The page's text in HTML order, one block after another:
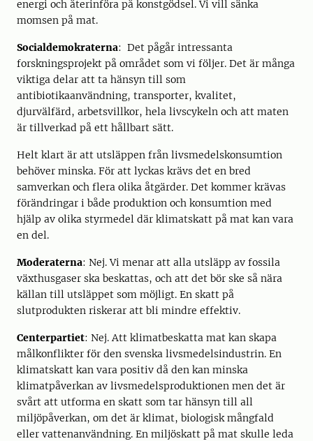
energi och återinföra på konstgödsel. Vi vill sänka
momsen på mat.
Socialdemokraterna: Det pågår intressanta
forskningsprojekt på området som vi följer. Det är många
viktiga delar att ta hänsyn till som
antibiotikaanvändning, transporter, kvalitet,
djurvälfärd, arbetsvillkor, hela livscykeln och att maten
är tillverkad på ett hållbart sätt.
Helt klart är att utsläppen från livsmedelskonsumtion
behöver minska. För att lyckas krävs det en bred
samverkan och flera olika åtgärder. Det kommer krävas
förändringar i både produktion och konsumtion med
hjälp av olika styrmedel där klimatskatt på mat kan vara
en del.
Moderaterna: Nej. Vi menar att alla utsläpp av fossila
växthusgaser ska beskattas, och att det bör ske så nära
källan till utsläppet som möjligt. En skatt på
slutprodukten riskerar att bli mindre effektiv.
Centerpartiet: Nej. Att klimatbeskatta mat kan skapa
målkonflikter för den svenska livsmedelsindustrin. En
klimatskatt kan vara positiv då den kan minska
klimatpåverkan av livsmedelsproduktionen men det är
svårt att utforma en skatt som tar hänsyn till all
miljöpåverkan, om det är klimat, biologisk mångfald
eller vattenanvändning. En miljöskatt på mat skulle leda